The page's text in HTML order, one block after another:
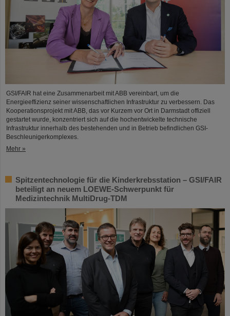
GSI/FAIR hat eine Zusammenarbeit mit ABB vereinbart, um die
Energieeffizienz seiner wissenschaftlichen Infrastruktur zu verbessern. Das
Kooperationsprojekt mit ABB, das vor Kurzem vor Ort in Darmstadt offiziell
gestartet wurde, konzentriert sich auf die hochentwickelte technische
Infrastruktur innerhalb des bestehenden und in Betrieb befindlichen GSI-
Beschleunigerkomplexes.
Mehr »
Spitzentechnologie für die Kinderkrebsstation – GSI/FAIR
beteiligt an neuem LOEWE-Schwerpunkt für
Medizintechnik MultiDrug-TDM